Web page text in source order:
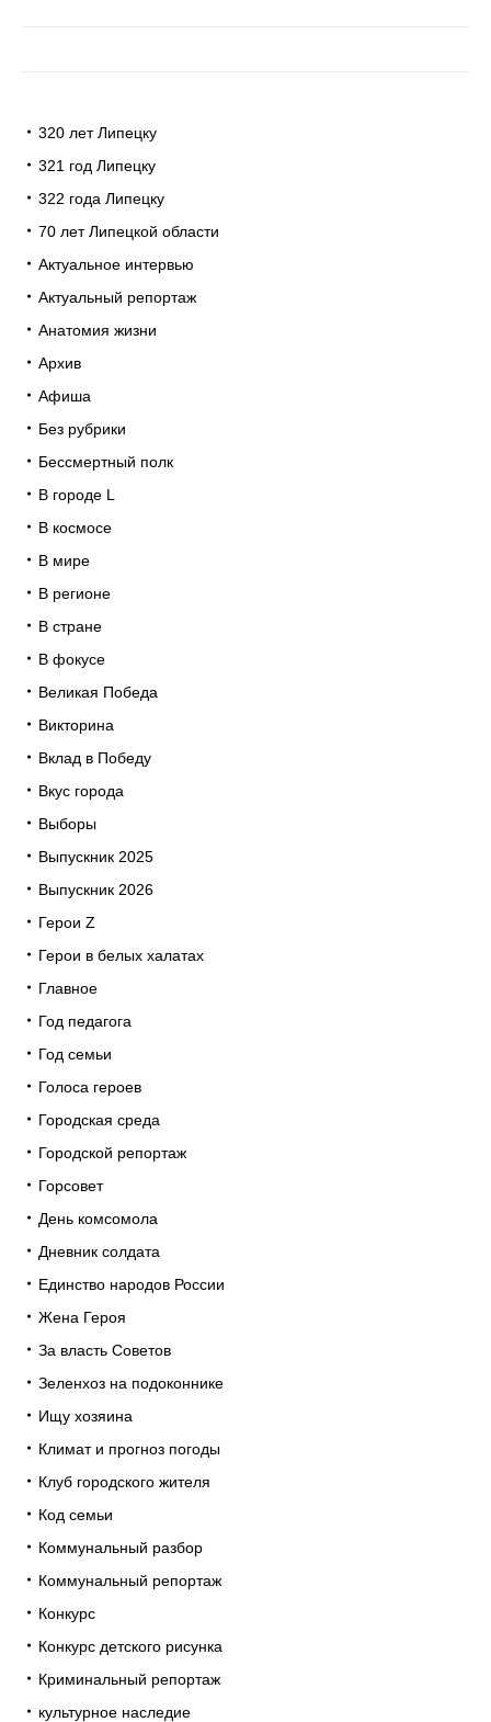
320 лет Липецку
321 год Липецку
322 года Липецку
70 лет Липецкой области
Актуальное интервью
Актуальный репортаж
Анатомия жизни
Архив
Афиша
Без рубрики
Бессмертный полк
В городе L
В космосе
В мире
В регионе
В стране
В фокусе
Великая Победа
Викторина
Вклад в Победу
Вкус города
Выборы
Выпускник 2025
Выпускник 2026
Герои Z
Герои в белых халатах
Главное
Год педагога
Год семьи
Голоса героев
Городская среда
Городской репортаж
Горсовет
День комсомола
Дневник солдата
Единство народов России
Жена Героя
За власть Советов
Зеленхоз на подоконнике
Ищу хозяина
Климат и прогноз погоды
Клуб городского жителя
Код семьи
Коммунальный разбор
Коммунальный репортаж
Конкурс
Конкурс детского рисунка
Криминальный репортаж
культурное наследие